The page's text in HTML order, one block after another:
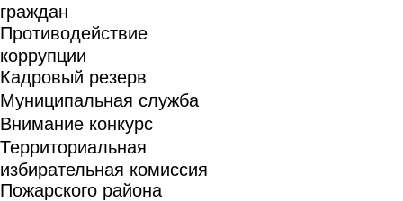
граждан
Противодействие
коррупции
Кадровый резерв
Муниципальная служба
Внимание конкурс
Территориальная
избирательная комиссия
Пожарского района